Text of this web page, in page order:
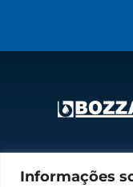
Informações